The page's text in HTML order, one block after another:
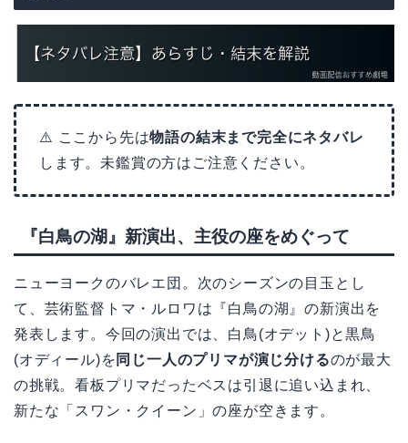
⚠️ ここから先は物語の結末まで完全にネタバレ
します。未鑑賞の方はご注意ください。
『白鳥の湖』新演出、主役の座をめぐって
ニューヨークのバレエ団。次のシーズンの目玉とし
て、芸術監督トマ・ルロワは『白鳥の湖』の新演出を
発表します。今回の演出では、白鳥(オデット)と黒鳥
(オディール)を 同じ一人のプリマが演じ分けるのが最大
の挑戦。看板プリマだったベスは引退に追い込まれ、
新たな「スワン・クイーン」の座が空きます。